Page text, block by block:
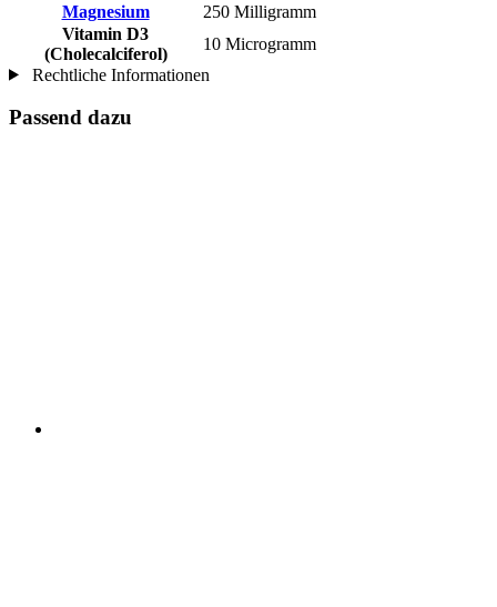
Magnesium
250 Milligramm
Vitamin D3
(Cholecalciferol)
10 Microgramm
Rechtliche Informationen
Passend dazu